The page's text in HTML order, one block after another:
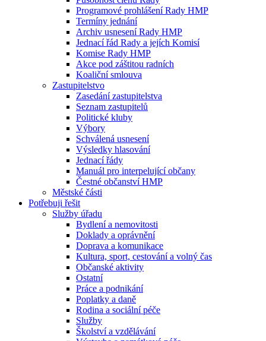
Programové prohlášení Rady HMP
Termíny jednání
Archiv usnesení Rady HMP
Jednací řád Rady a jejích Komisí
Komise Rady HMP
Akce pod záštitou radních
Koaliční smlouva
Zastupitelstvo
Zasedání zastupitelstva
Seznam zastupitelů
Politické kluby
Výbory
Schválená usnesení
Výsledky hlasování
Jednací řády
Manuál pro interpelující občany
Čestné občanství HMP
Městské části
Potřebuji řešit
Služby úřadu
Bydlení a nemovitosti
Doklady a oprávnění
Doprava a komunikace
Kultura, sport, cestování a volný čas
Občanské aktivity
Ostatní
Práce a podnikání
Poplatky a daně
Rodina a sociální péče
Služby
Školství a vzdělávání